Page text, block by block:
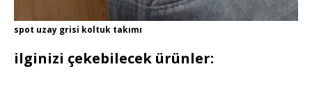
spot uzay grisi koltuk takımı
ilginizi çekebilecek ürünler: